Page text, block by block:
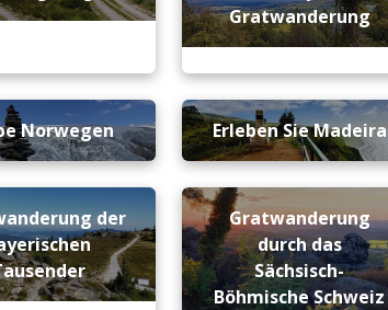
Gratwanderung
Norwegen Erleben Sie Madeira
der
Gratwanderung
durch das
Sächsisch-
Böhmische Schweiz